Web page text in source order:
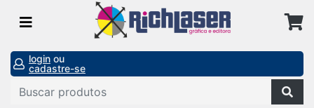
login ou
cadastre-se